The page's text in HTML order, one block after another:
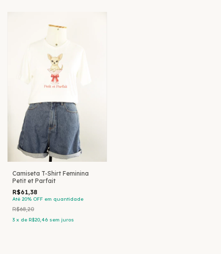
Camiseta T-Shirt Feminina
Petit et Parfait
R$61,38
Até 20% OFF em quantidade
R$68,20
3 x de R$20,46 sem juros